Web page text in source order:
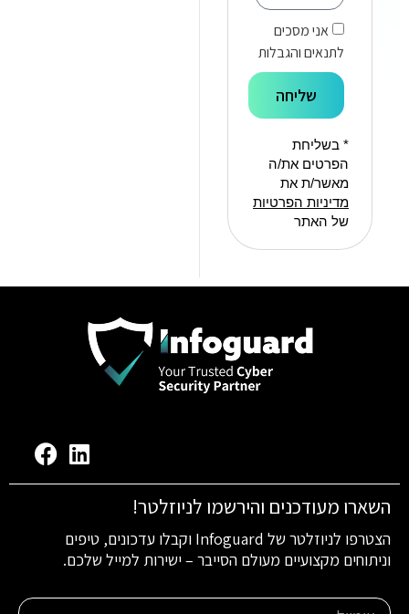
אני מסכים
לתנאים והגבלות
שליחה
* בשליחת
הפרטים את/ה
מאשר/ת את
מדיניות הפרטיות
של האתר
השארו מעודכנים והירשמו לניוזלטר!
הצטרפו לניוזלטר של Infoguard וקבלו עדכונים, טיפים
וניתוחים מקצועיים מעולם הסייבר – ישירות למייל שלכם.